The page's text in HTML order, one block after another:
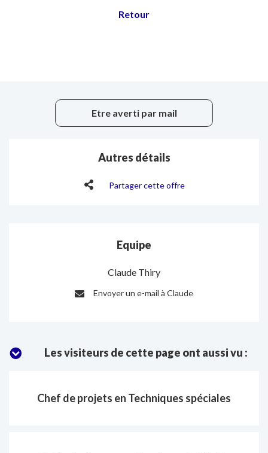
Etre averti par mail
Autres détails
Partager cette offre
Equipe
Claude Thiry
:
Envoyer un e-mail à Claude
Les visiteurs de cette page ont aussi vu :
Chef de projets en Techniques spéciales